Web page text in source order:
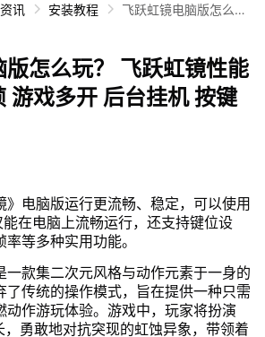
讯 安装教程
飞跃虹镜电脑版怎么
台挂机 按键设置教程
版怎么玩？ 飞跃虹镜性能
游戏多开 后台挂机 按键
》电脑版运行更流畅、稳定，可以使用
在电脑上流畅运行，还支持键位设
等多种实用功能。
一款集二次元风格与动作元素于一身的
了传统的操作模式，旨在提供一种只需
动作游玩体验。游戏中，玩家将扮演
，勇敢地对抗突现的虹蚀异象，带领着